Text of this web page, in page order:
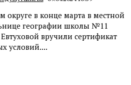
округе в конце марта в местной
географии школы №11
вручили сертификат
условий....